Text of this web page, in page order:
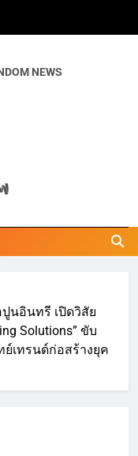
ผู้นำธุรกิจ"
NEWS
นอินทรี เปิดวิสัย
Solutions” ขับ
เทรนด์ก่อสร้างยุค